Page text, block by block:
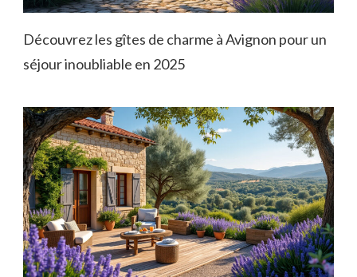
Découvrez les gîtes de charme à Avignon pour un
séjour inoubliable en 2025